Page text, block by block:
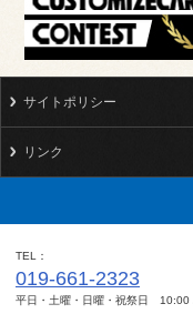
サイトポリシー
リンク
TEL
019-661-2323
平日・土曜・日曜・祝祭日 10:00